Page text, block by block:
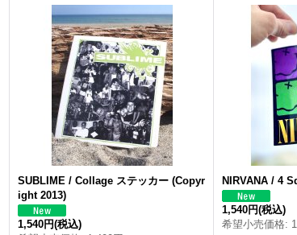
SUBLIME / Collage ステッカー (Copyr
ight 2013)
1,540円(税込)
NIRVANA / 4
1,540円(税込)
希望小売価格: